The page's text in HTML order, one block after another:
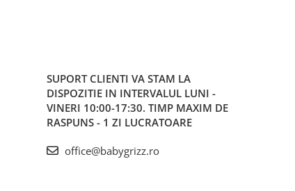
SUPORT CLIENTI VA STAM LA
DISPOZITIE IN INTERVALUL LUNI -
VINERI 10:00-17:30. TIMP MAXIM DE
RASPUNS - 1 ZI LUCRATOARE
office@babygrizz.ro